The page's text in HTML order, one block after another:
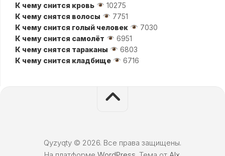
К чему снится кровь
10275
К чему снятся волосы
7751
К чему снится голый человек
7030
К чему снится самолёт
6951
К чему снятся тараканы
6803
К чему снится кладбище
6716
Qyzyqty © 2026. Все права защищены.